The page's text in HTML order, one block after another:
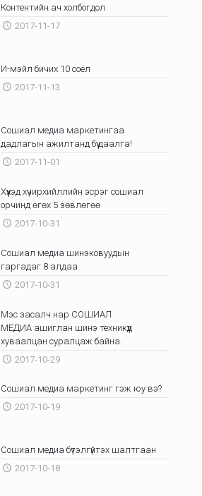
Контентийн ач холбогдол
2017-11-17
И-мэйл бичих 10 соёл
2017-11-13
Сошиал медиа маркетингаа
дадлагын ажилтанд бүү даалга!
2017-11-01
Хүүхэд хүчирхийллийн эсрэг сошиал
орчинд өгөх 5 зөвлөгөө
2017-10-31
Сошиал медиа шинэковуудын
гаргадаг 8 алдаа
2017-10-31
Мэс засалч нар СОШИАЛ
МЕДИА ашиглан шинэ техникүүд
хуваалцан суралцаж байна.
2017-10-29
Сошиал медиа маркетинг гэж юу вэ?
2017-10-19
Сошиал медиа бүтэлгүйтэх шалтгаан
2017-10-18